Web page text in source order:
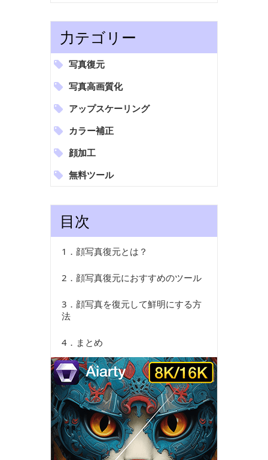
力テゴリー
写真復元
写真高画質化
アップスケーリング
カラー補正
顔加工
無料ツール
目次
1．顔写真復元とは？
2．顔写真復元におすすめのツール
3．顔写真を復元して鮮明にする方
法
4．まとめ